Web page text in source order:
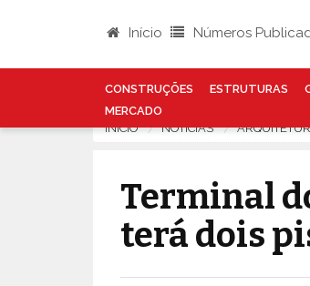
Início Números
CONSTRUÇÕES ESTRUTURAS
MERCADO
INÍCIO NOTÍCIAS
Terminal
terá dois